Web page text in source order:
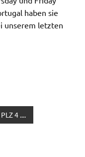
haben sie
unserem letzten
4 ....